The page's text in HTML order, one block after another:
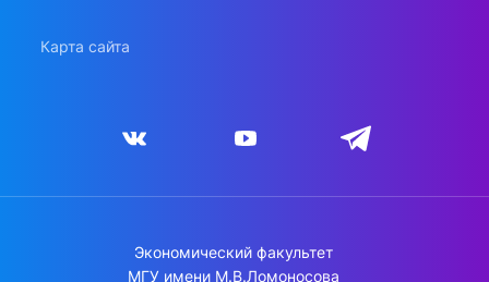
Карта сайта
Экономический факультет
МГУ имени М.В.Ломоносова